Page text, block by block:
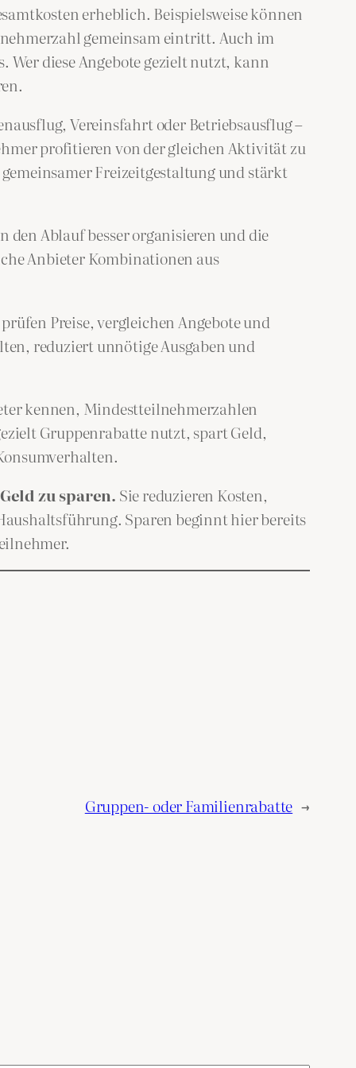
erheblich. Beispielsweise können
gemeinsam eintritt. Auch im
diese Angebote gezielt nutzt, kann
Vereinsfahrt oder Betriebsausflug –
profitieren von der gleichen Aktivität zu
Freizeitgestaltung und stärkt
Ablauf besser organisieren und die
Anbieter Kombinationen aus
Preise, vergleichen Angebote und
reduziert unnötige Ausgaben und
kennen, Mindestteilnehmerzahlen
Gruppenrabatte nutzt, spart Geld,
zu sparen. Sie reduzieren Kosten,
Sparen beginnt hier bereits
Gruppen- oder Familienrabatte →